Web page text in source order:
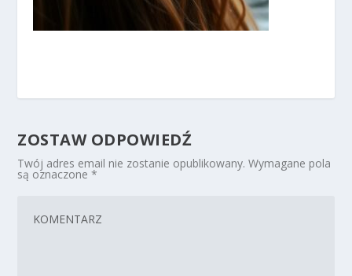
ZOSTAW ODPOWIEDŹ
Twój adres email nie zostanie opublikowany. Wymagane pola
są oznaczone*